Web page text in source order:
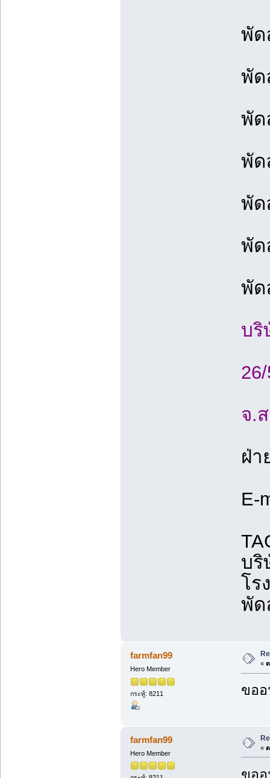
พัด
พัด
พัด
พัด
พัด
พัด
พัด
บริ
จ.
ฝ่า
E-
บริ
โร
พัด
farmfan99
Hero Member
กระทู้: 8211
«
ขอ
farmfan99
Hero Member
«
ขอ